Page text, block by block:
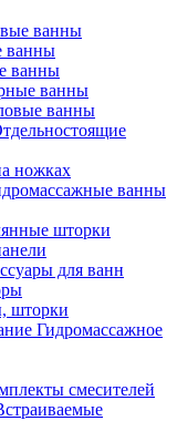
ванны
ванны
ванны
ванны
ванны
ножках
ванны
шторки
для ванн
шторки
Гидромассажное
смесителей